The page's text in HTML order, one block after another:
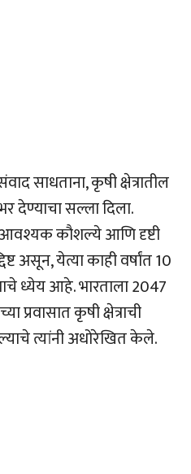
साधताना, कृषी क्षेत्रातील
देण्याचा सल्ला दिला.
आवश्यक कौशल्ये आणि दृष्टी
असून, येत्या काही वर्षांत 10
ध्येय आहे. भारताला 2047
प्रवासात कृषी क्षेत्राची
त्यांनी अधोरेखित केले.